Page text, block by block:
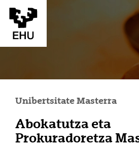
Eduki nagusira joan
Unibertsitate Masterra
Abokatutza eta
Prokuradoretza